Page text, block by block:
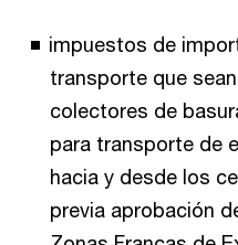
impuestos de
transporte que
colectores de
para transporte de
hacia y desde los
previa aprobación